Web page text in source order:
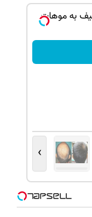
با ۴۵٪ تخفیف به موهات
›